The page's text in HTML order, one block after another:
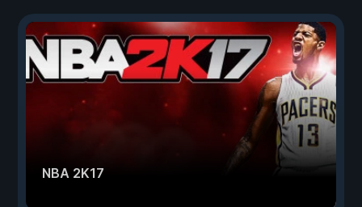
NBA 2K17